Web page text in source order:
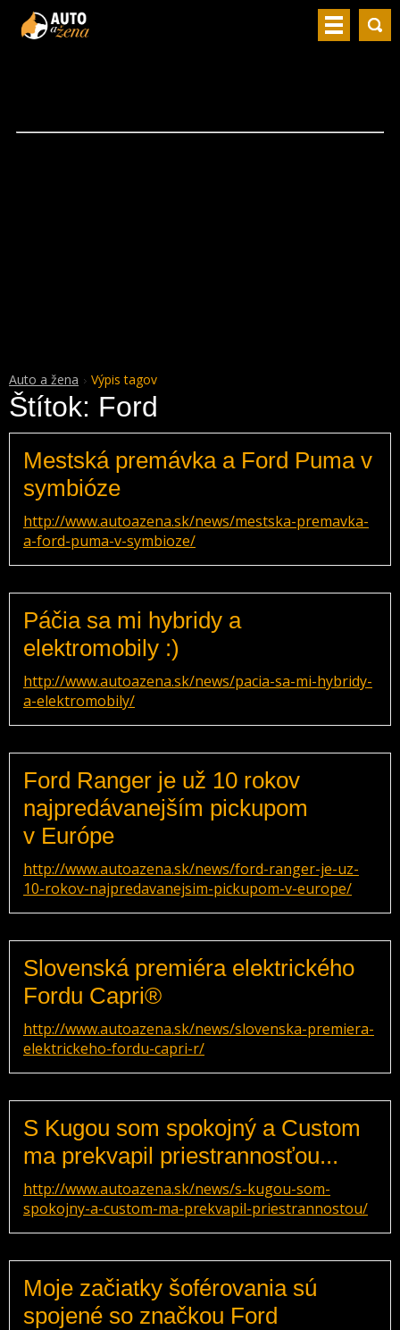
Auto a žena Výpis tagov
Štítok: Ford
Mestská premávka a Ford Puma v
symbióze
http://www.autoazena.sk/news/mestska-premavka-
a-ford-puma-v-symbioze/
Páčia sa mi hybridy a
elektromobily :)
http://www.autoazena.sk/news/pacia-sa-mi-hybridy-
a-elektromobily/
Ford Ranger je už 10 rokov
najpredávanejším pickupom
v Európe
http://www.autoazena.sk/news/ford-ranger-je-uz-
10-rokov-najpredavanejsim-pickupom-v-europe/
Slovenská premiéra elektrického
Fordu Capri®
http://www.autoazena.sk/news/slovenska-premiera-
elektrickeho-fordu-capri-r/
S Kugou som spokojný a Custom
ma prekvapil priestrannosťou...
http://www.autoazena.sk/news/s-kugou-som-
spokojny-a-custom-ma-prekvapil-priestrannostou/
Moje začiatky šoférovania sú
spojené so značkou Ford